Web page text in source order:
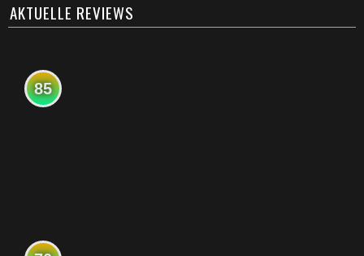
AKTUELLE REVIEWS
85